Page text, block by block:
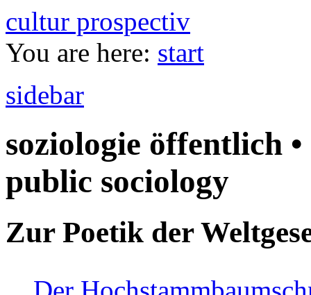
cultur prospectiv
You are here: start
sidebar
soziologie öffentlich
public sociology
Zur Poetik der